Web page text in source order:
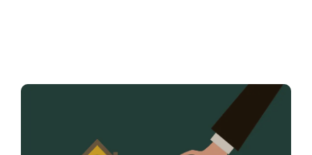
Avalúos: catastrales y comerciales. Realizamos
avalúos catastrales y comerciales para ofrecerte